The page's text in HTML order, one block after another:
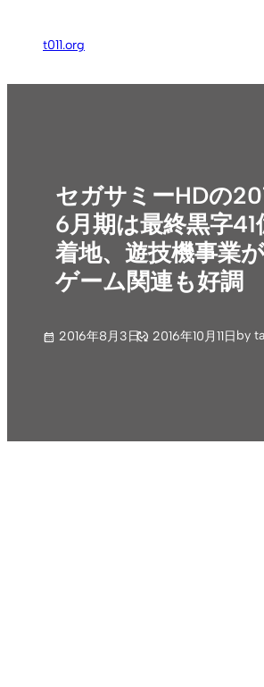
ス
t011.org
セガサミーHDの
6月期は最終黒字41
着地、遊技機事業が
ゲーム関連も好調
2016年8月3日 2016年10月11日by